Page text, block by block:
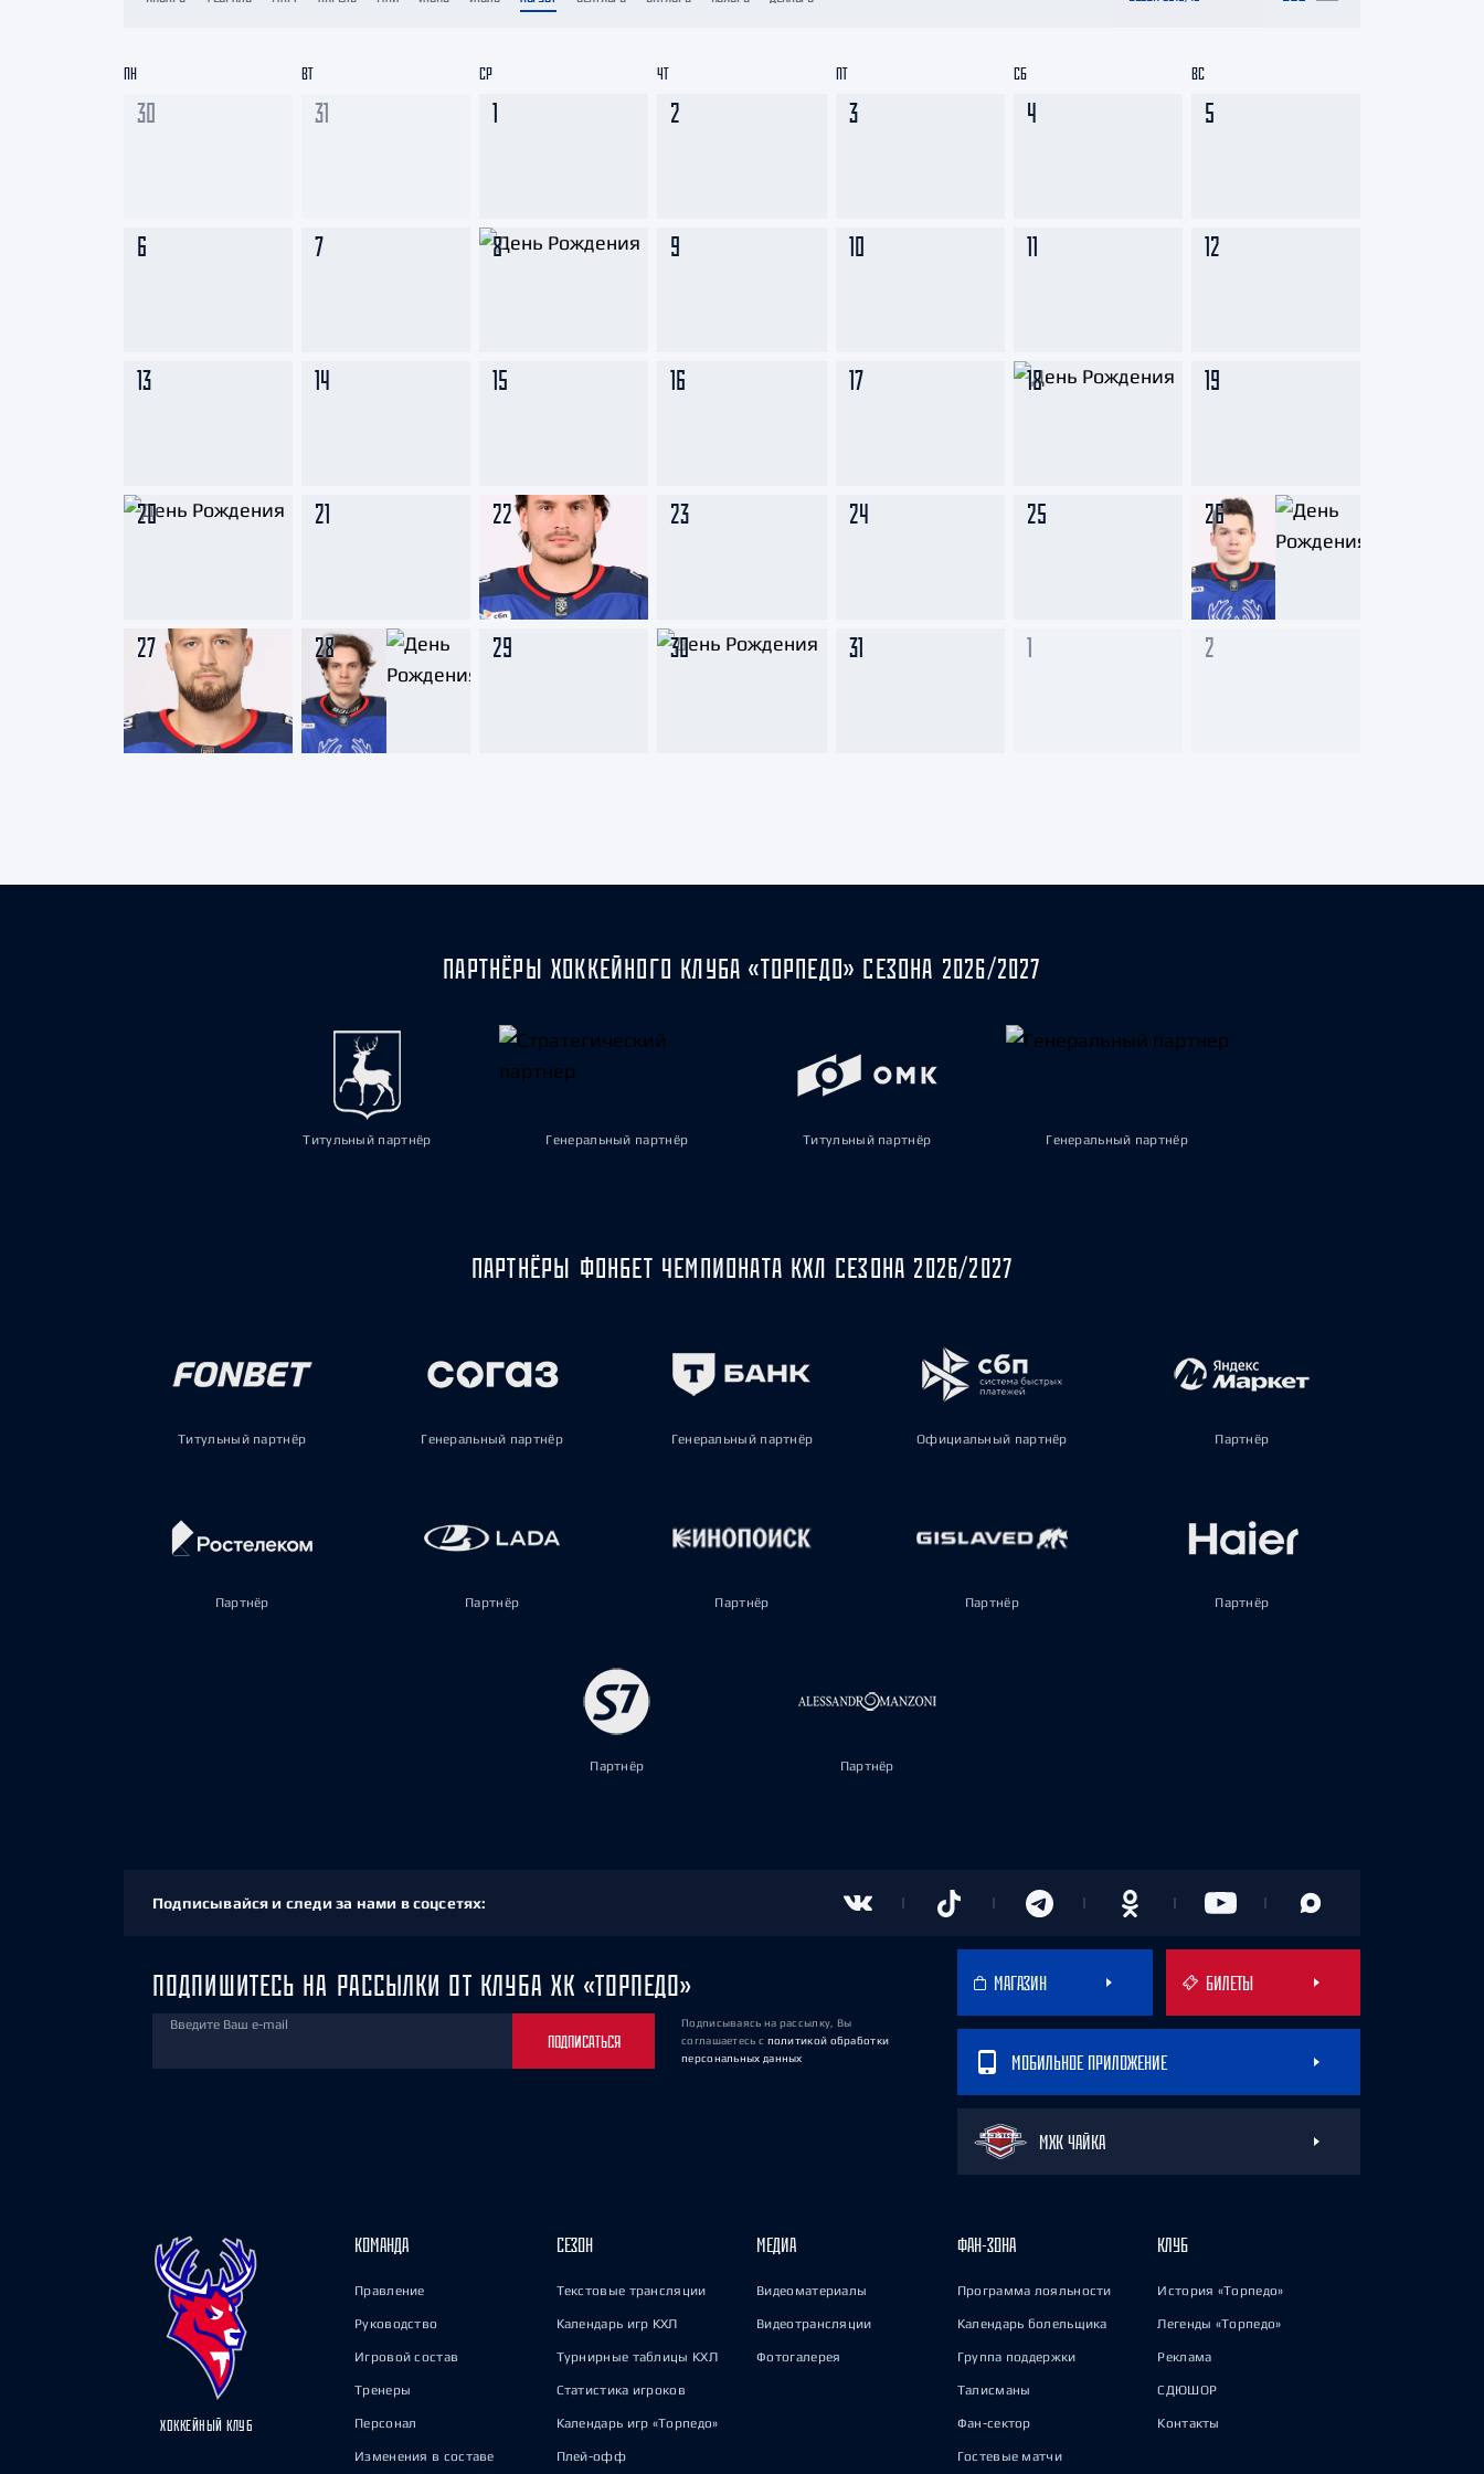
ЦСКА
Шанхайские Драконы
Салават Юлаев
30 31 1 2 3 4 5
6 7 8 9 10 11 12
13 14 15 16 17 18 19
20 21 22 23 24 25 26
27 28 29 30 31 1 2
ПН ВТ СР ЧТ ПТ СБ ВС
ПАРТНЁРЫ ХОККЕЙНОГО КЛУБА «ТОРПЕДО» СЕЗОНА 2026/2027
Титульный партнёр Генеральный партнёр Титульный партнёр Генеральный партнёр
ПАРТНЁРЫ ФОНБЕТ ЧЕМПИОНАТА КХЛ СЕЗОНА 2026/2027
Титульный партнёр Генеральный партнёр Генеральный партнёр Официальный партнёр Партнёр
Партнёр Партнёр Партнёр Партнёр Партнёр
Партнёр Партнёр
Подписывайся и следи за нами в соцсетях:
ПОДПИШИТЕСЬ НА РАССЫЛКИ ОТ КЛУБА ХК «ТОРПЕДО»
Введите Ваш e-mail
ПОДПИСАТЬСЯ
Подписываясь на рассылку, Вы
соглашаетесь с политикой обработки
персональных данных
МАГАЗИН БИЛЕТЫ
МОБИЛЬНОЕ ПРИЛОЖЕНИЕ
МХК ЧАЙКА
ХОККЕЙНЫЙ КЛУБ
КОМАНДА
Правление
Руководство
Игровой состав
Тренеры
Персонал
Изменения в составе
СЕЗОН
Текстовые трансляции
Календарь игр КХЛ
Турнирные таблицы КХЛ
Статистика игроков
Календарь игр «Торпедо»
Плей-офф
МЕДИА
Видеоматериалы
Видеотрансляции
Фотогалерея
ФАН-ЗОНА
Программа лояльности
Календарь болельщика
Группа поддержки
Талисманы
Фан-сектор
Гостевые матчи
КЛУБ
История «Торпедо»
Легенды «Торпедо»
Реклама
СДЮШОР
Контакты